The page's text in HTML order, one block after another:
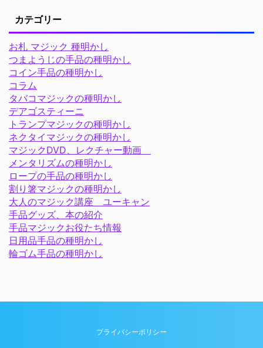
カテゴリー
お札 マジック 種明かし
つまようじの手品の種明かし
コイン手品の種明かし
コラム
タバコマジックの種明かし
デアゴスティーニ
トランプマジックの種明かし
ネクタイマジックの種明かし
マジックDVD、レクチャー動画
メンタリズムの種明かし
ロープの手品の種明かし
割り箸マジックの種明かし
大人のマジック講座 ユーキャン
手品グッズ、本の紹介
手品マジックお役たち情報
日用品手品の種明かし
輪ゴム手品の種明かし
プライバシーポリシー